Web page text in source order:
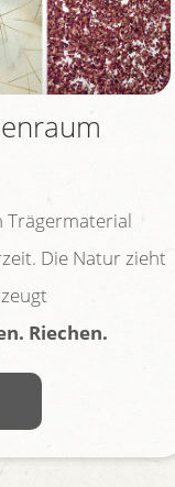
Die Natur zieht
Riechen.